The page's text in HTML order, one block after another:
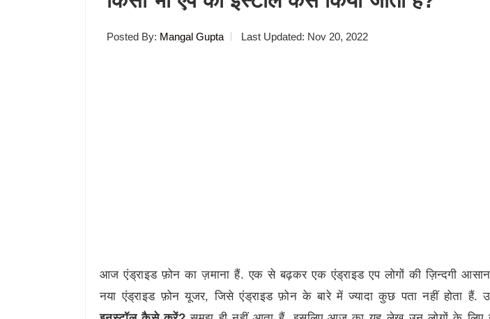
Posted By: Mangal Gupta Last Updated: Nov 20, 2022
आज एंड्राइड फ़ोन का ज़माना हैं. एक से बढ़कर एक एंड्राइड एप लोगों की ज़िन्दगी
नया एंड्राइड फ़ोन यूजर, जिसे एंड्राइड फ़ोन के बारे में ज्यादा कुछ पता नहीं होता हैं.